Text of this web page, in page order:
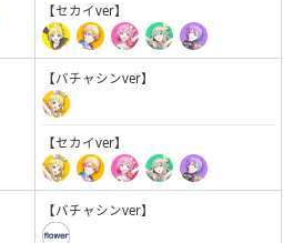
【セカイver】
【バチャシンver】
【セカイver】
【バチャシンver】